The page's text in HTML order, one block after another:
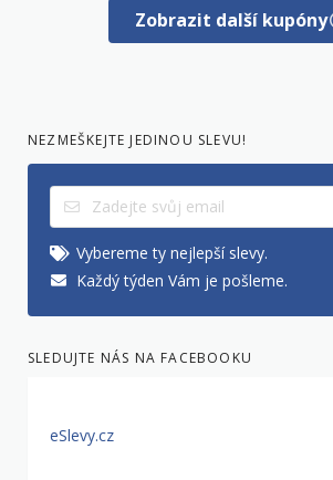
Zobrazit další kupóny
NEZMEŠKEJTE JEDINOU SLEVU!
Vybereme ty nejlepší slevy.
Každý týden Vám je pošleme.
SLEDUJTE NÁS NA FACEBOOKU
eSlevy.cz